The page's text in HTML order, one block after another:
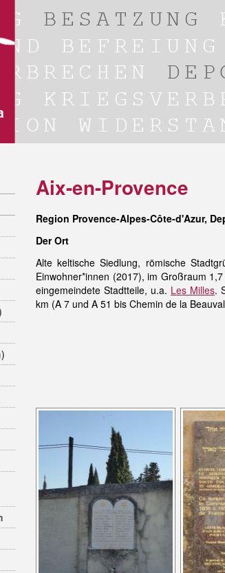
Aix-en-Provence
Region Provence-Alpes-Côte-d'Azur,
Der Ort
Alte keltische Siedlung, römische
Einwohner*innen (2017), im Großraum
eingemeindete Stadtteile, u.a. Les Milles.
km (A 7 und A 51 bis Chemin de la